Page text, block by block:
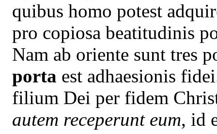
quibus homo potest
pro copiosa beatitudinis
Nam ab oriente sunt tres
porta est adhaesionis
filium Dei per fidem
autem receperunt eum, id